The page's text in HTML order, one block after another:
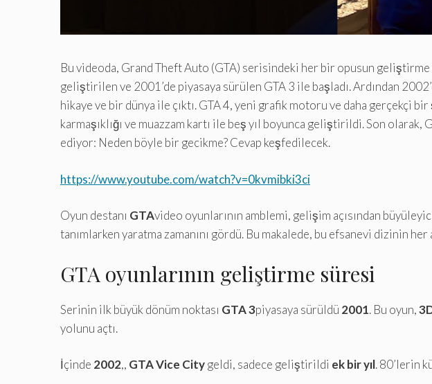
Bu videoda, Grand Theft Auto (GTA) serisindeki her bir opusun
geliştirilen ve 2001’de piyasaya sürülen GTA 3 ile başladı. Ardından
hikaye ve bir dünya ile çıktı. GTA 4, yeni grafik motoru ve daha gerçekçi
karmaşıklığı ve muazzam kartı ile beş yıl boyunca geliştirildi. Son
ediyor: Neden böyle bir gecikme? Cevap keşfedilecek.
https://www.youtube.com/watch?v=0kvmibki3ci
Oyun destanı GTAvideo oyunlarının amblemi, gelişim açısından
tanımlarken yaratma zamanını gördü. Bu makalede, bu efsanevi dizinin
GTA oyunlarının geliştirme süresi
Serinin ilk büyük dönüm noktası GTA 3piyasaya sürüldü 2001. Bu oyun,
yolunu açtı.
İçinde 2002,, GTA Vice Citygeldi, sadece geliştirildi ek bir yıl. 80’lerin